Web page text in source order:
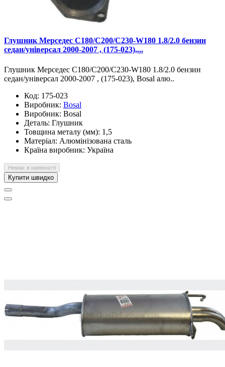
Глушник Мерседес С180/С200/С230-W180 1.8/2.0 бензин
седан/універсал 2000-2007 , (175-023),...
Глушник Мерседес С180/С200/С230-W180 1.8/2.0 бензин
седан/універсал 2000-2007 , (175-023), Bosal алю..
Код: 175-023
Виробник: Bosal
Виробник: Bosal
Деталь: Глушник
Товщина металу (мм): 1,5
Матеріал: Алюмінізована сталь
Країна виробник: Україна
Немає в наявності
Купити швидко